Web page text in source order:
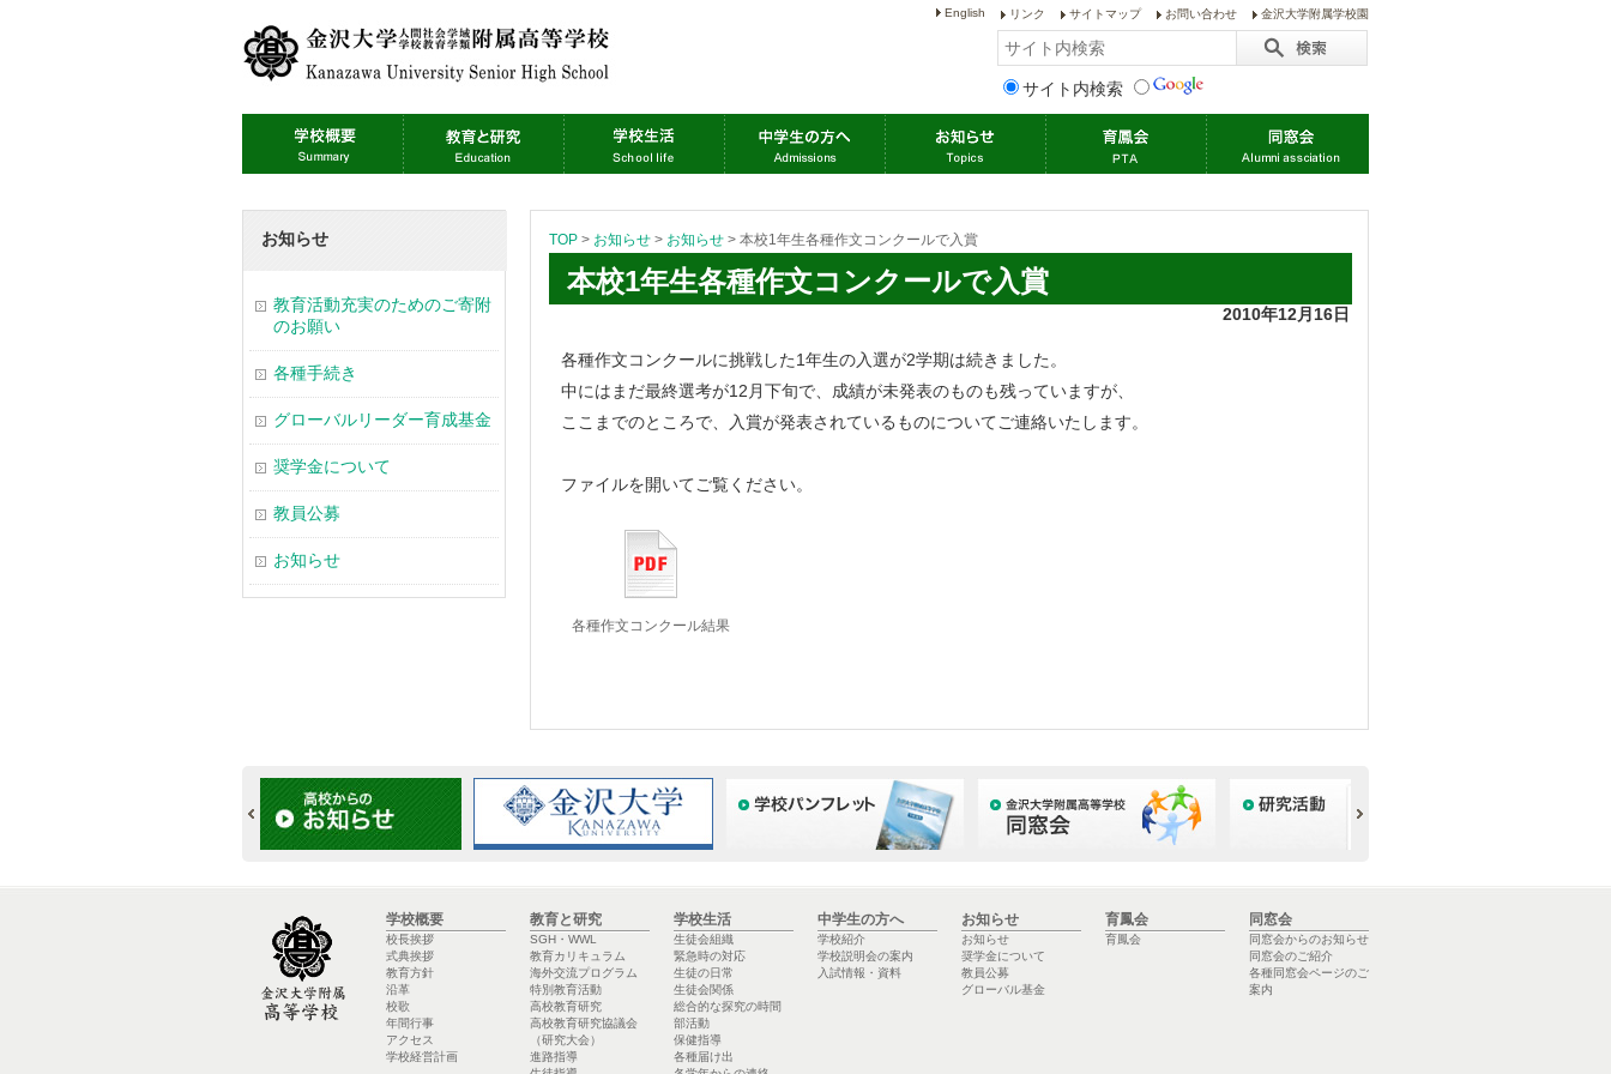
金沢大学附属学校園
お問い合わせ
サイトマップ
リンク
English
サイト内検索
TOP > お知らせ > お知らせ > 本校1年生各種作文コンクールで入賞
本校1年生各種作文コンクールで入賞
2010年12月16日
各種作文コンクールに挑戦した1年生の入選が2学期は続きました。
中にはまだ最終選考が12月下旬で、成績が未発表のものも残っていますが、
ここまでのところで、入賞が発表されているものについてご連絡いたします。
ファイルを開いてご覧ください。
各種作文コンクール結果
お知らせ
教育活動充実のためのご寄附
のお願い
各種手続き
グローバルリーダー育成基金
奨学金について
教員公募
お知らせ
学校概要
校長挨拶
式典挨拶
教育方針
沿革
校歌
年間行事
アクセス
学校経営計画
教育と研究
SGH・WWL
教育カリキュラム
海外交流プログラム
特別教育活動
高校教育研究
高校教育研究協議会
（研究大会）
進路指導
学校生活
生徒会組織
緊急時の対応
生徒の日常
生徒会関係
総合的な探究の時間
部活動
保健指導
各種届け出
中学生の方へ
学校紹介
学校説明会の案内
入試情報・資料
お知らせ
お知らせ
奨学金について
教員公募
グローバル基金
育鳳会
育鳳会
同窓会
同窓会からのお知らせ
同窓会のご紹介
各種同窓会ページのご
案内